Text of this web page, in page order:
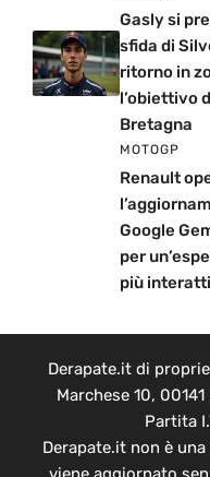
Gasly si
sfida di
ritorno in
l’obiettivo
Bretagna
MOTOGP
Renault
Google
per
più
Derapate.it di
Marchese 10,
Partita
Derapate.it non è